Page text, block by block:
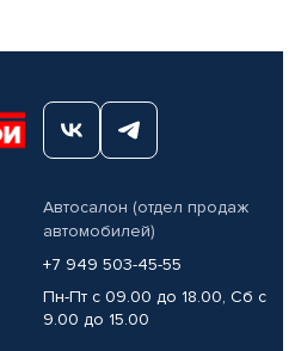
Автосалон (отдел продаж
автомобилей)
+7 949 503-45-55
Пн-Пт с 09.00 до 18.00, Сб с
9.00 до 15.00